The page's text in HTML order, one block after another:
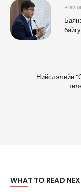
Нийслэлийн
WHAT TO READ